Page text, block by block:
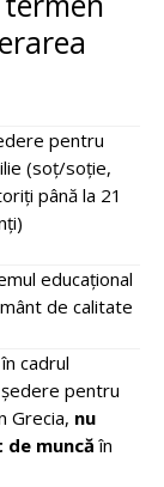
pentru
(soț/soție,
până la 21
educațional
de calitate
cadrul
pentru
Grecia, nu
muncăîn